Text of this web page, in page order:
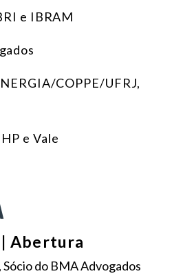
e IBRAM
COPPE/UFRJ,
e Vale
Abertura
, Sócio do BMA Advogados